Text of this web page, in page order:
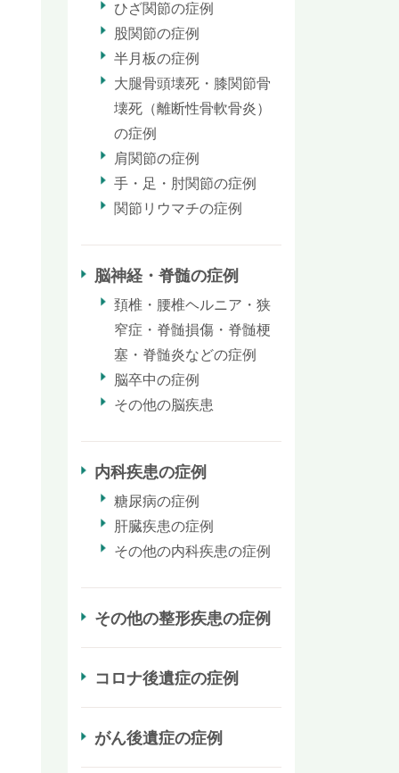
ひざ関節の症例
股関節の症例
半月板の症例
大腿骨頭壊死・膝関節骨
壊死（離断性骨軟骨炎）
の症例
肩関節の症例
手・足・肘関節の症例
関節リウマチの症例
脳神経・脊髄の症例
頚椎・腰椎ヘルニア・狭
窄症・脊髄損傷・脊髄梗
塞・脊髄炎などの症例
脳卒中の症例
その他の脳疾患
内科疾患の症例
糖尿病の症例
肝臓疾患の症例
その他の内科疾患の症例
その他の整形疾患の症例
コロナ後遺症の症例
がん後遺症の症例